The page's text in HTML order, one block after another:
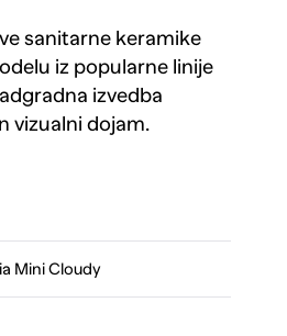
sanitarne keramike
iz popularne linije
izvedba
vizualni dojam.
Mini Cloudy